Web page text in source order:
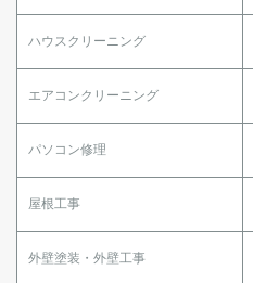
ハウスクリーニング
エアコンクリーニング
パソコン修理
屋根工事
外壁塗装・外壁工事